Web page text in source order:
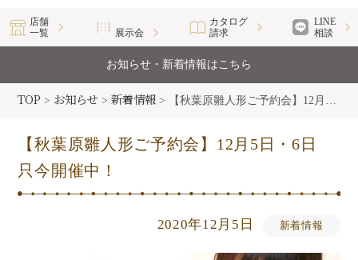
店舗
一覧
展示会
カタログ
請求
LINE
相談
お知らせ・新着情報はこちら
TOP > お知らせ >新着情報 > 【秋葉原雛人形ご予約会】12月5日・6日 只今開催中！
【秋葉原雛人形ご予約会】12月5日・6日
只今開催中！
2020年12月5日 新着情報